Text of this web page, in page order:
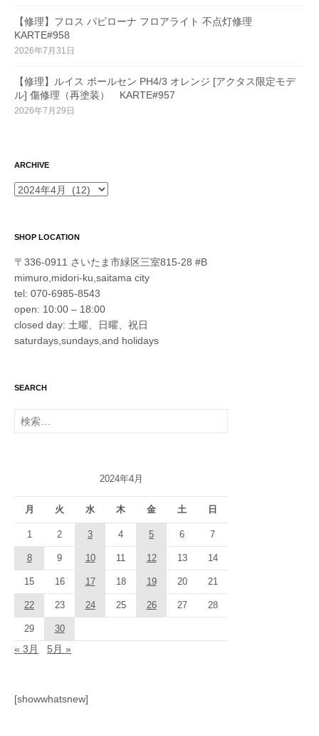
【修理】フロス パピローナ フロアライト 不点灯修理
KARTE#958
2026年7月31日
【修理】ルイス ポールセン PH4/3 オレンジ [アクタス限定モデ
ル] 傷修理（再塗装） KARTE#957
2026年7月29日
ARCHIVE
ARCHIVE
SHOP LOCATION
〒336-0911 さいたま市緑区三室815-28 #B
mimuro,midori-ku,saitama city
tel: 070-6985-8543
open: 10:00 – 18:00
closed day: 土曜、日曜、祝日
saturdays,sundays,and holidays
SEARCH
検
索:
2024年4月
月 火 水 木 金 土 日
1 2 3 4 5 6 7
8 9 10 11 12 13 14
15 16 17 18 19 20 21
22 23 24 25 26 27 28
29 30
« 3月 5月 »
[showwhatsnew]